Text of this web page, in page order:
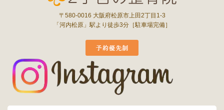
〒580-0016 大阪府松原市上田2丁目1-3
「河内松原」駅より徒歩3分［駐車場完備］